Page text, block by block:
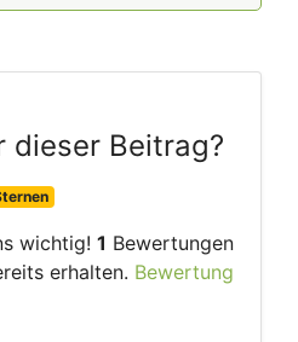
dieser Beitrag?
wichtig! 1 Bewertungen
erhalten. Bewertung